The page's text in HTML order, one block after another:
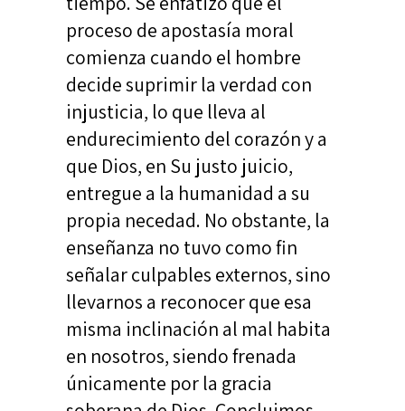
proceso de apostasía moral
comienza cuando el hombre
decide suprimir la verdad con
injusticia, lo que lleva al
endurecimiento del corazón y a
que Dios, en Su justo juicio,
entregue a la humanidad a su
propia necedad. No obstante, la
enseñanza no tuvo como fin
señalar culpables externos, sino
llevarnos a reconocer que esa
misma inclinación al mal habita
en nosotros, siendo frenada
únicamente por la gracia